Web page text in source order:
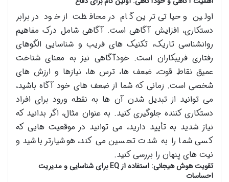
اولین و حیاتی ترین گام در محافظت از خود در برابر
دستکاری، افزایش آگاهی است. آگاهی شامل درک مفاهیم
روانشناسی تاریک، تکنیک های فریب و شناسایی الگوهای
رفتاری فریبکاران است. خودآگاهی نیز به معنای شناخت
عمیق نقاط قوت، ضعف ها، ترس ها، نیازها و ارزش های
شخصی است. زمانی که شما از ضعف های خود آگاه باشید،
می توانید از تبدیل شدن آن ها به نقطه ورود برای افراد
دستکاری کننده جلوگیری کنید. به عنوان مثال، اگر بدانید که
نیاز شدید به تأیید دارید، می توانید در موقعیت هایی که
کسی شما را به شدت تحسین می کند، هوشیارتر باشید و
نیت های پنهان را بررسی کنید.
تقویت هوش هیجانی: استفاده از EQ برای شناسایی و مدیریت
احساسات